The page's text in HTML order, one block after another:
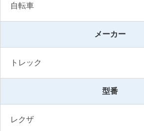
自転車
メーカー
トレック
型番
レクザ